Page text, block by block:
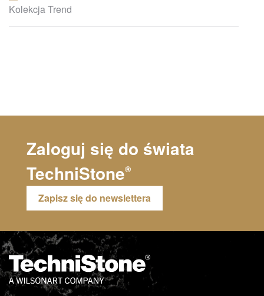
Kolekcja Trend
Zaloguj się do świata
TechniStone®
Zapisz się do newslettera